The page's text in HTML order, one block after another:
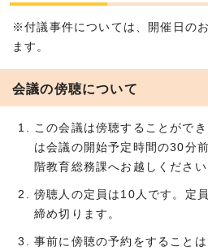
※付議事件については、開催日の
ます。
会議の傍聴について
この会議は傍聴することがで
は会議の開始予定時間の30分
階教育総務課へお越しください
傍聴人の定員は10人です。定
締め切ります。
事前に傍聴の予約をすることは